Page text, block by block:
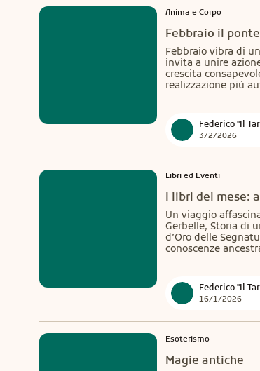
Anima e Corpo
Febbraio il
Febbraio vibra di
invita a unire
crescita
realizzazione più
Federico "Il
3/2/2026
Libri ed Eventi
I libri del mese:
Un viaggio
Gerbelle, Storia di
d’Oro delle
conoscenze
Federico "Il
16/1/2026
Esoterismo
Magie antiche